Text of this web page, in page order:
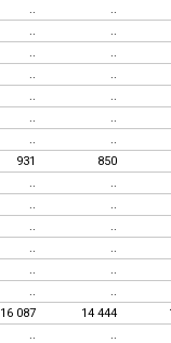
.. ..
.. ..
.. ..
.. ..
.. ..
.. ..
.. ..
931 850
.. ..
.. ..
.. ..
.. ..
.. ..
.. ..
16 087 14 444
.. ..